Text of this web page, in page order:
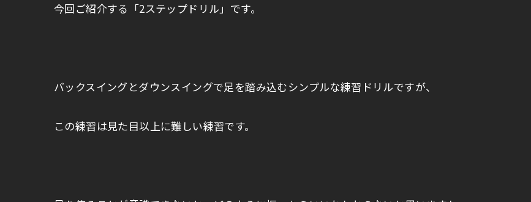
今回ご紹介する「2ステップドリル」です。
バックスイングとダウンスイングで足を踏み込むシンプルな練習ドリルですが、
この練習は見た目以上に難しい練習です。